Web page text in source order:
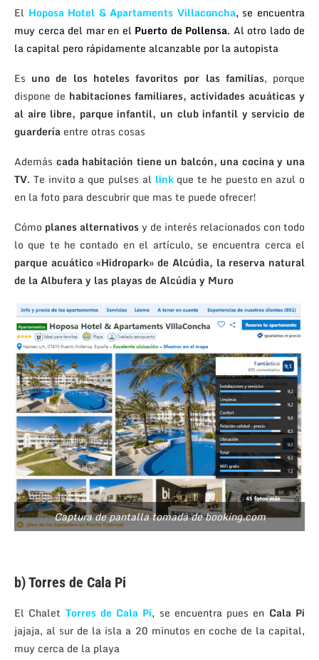
El Hoposa Hotel & Apartaments Villaconcha, se encuentra
muy cerca del mar en el Puerto de Pollensa. Al otro lado de
la capital pero rápidamente alcanzable por la autopista
Es uno de los hoteles favoritos por las familias, porque
dispone de habitaciones familiares, actividades acuáticas y
al aire libre, parque infantil, un club infantil y servicio de
guardería entre otras cosas
Además cada habitación tiene un balcón, una cocina y una
TV. Te invito a que pulses al linkque te he puesto en azul o
en la foto para descubrir que mas te puede ofrecer!
Cómo planes alternativosy de interés relacionados con todo
lo que te he contado en el artículo, se encuentra cerca el
parque acuático «Hidropark» de Alcúdia, la reserva natural
de la Albufera y las playas de Alcúdia y Muro
Captura de pantalla tomada de booking.com
b) Torres de Cala Pi
El Chalet Torres de Cala Pi, se encuentra pues en Cala Pi
jajaja, al sur de la isla a 20 minutos en coche de la capital,
muy cerca de la playa